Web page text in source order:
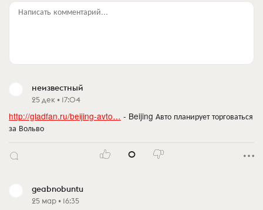
Написать комментарий...
неизвестный
25 дек • 17:04
http://gladfan.ru/beijing-avto… - Beijing Авто планирует торговаться
за Вольво
0
geabnobuntu
25 мар • 16:35